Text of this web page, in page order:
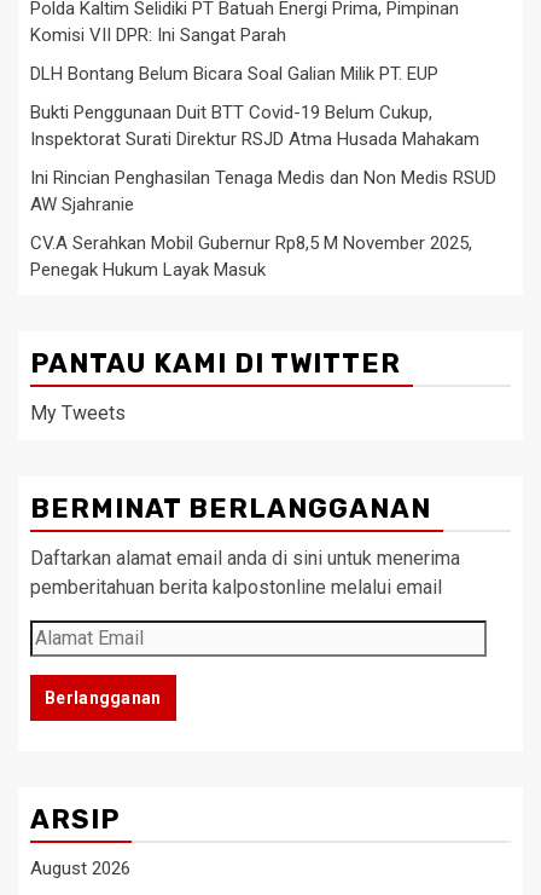
Polda Kaltim Selidiki PT Batuah Energi Prima, Pimpinan
Komisi VII DPR: Ini Sangat Parah
DLH Bontang Belum Bicara Soal Galian Milik PT. EUP
Bukti Penggunaan Duit BTT Covid-19 Belum Cukup,
Inspektorat Surati Direktur RSJD Atma Husada Mahakam
Ini Rincian Penghasilan Tenaga Medis dan Non Medis RSUD
AW Sjahranie
CV.A Serahkan Mobil Gubernur Rp8,5 M November 2025,
Penegak Hukum Layak Masuk
PANTAU KAMI DI TWITTER
My Tweets
BERMINAT BERLANGGANAN
Daftarkan alamat email anda di sini untuk menerima
pemberitahuan berita kalpostonline melalui email
Alamat
Email
Berlangganan
ARSIP
August 2026